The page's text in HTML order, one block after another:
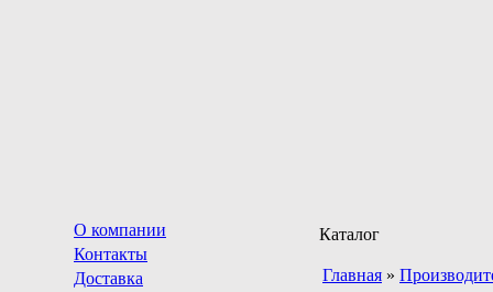
О компании
Контакты
Доставка
Каталог
Главная »